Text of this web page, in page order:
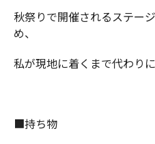
秋祭りで開催されるステー
め、
私が現地に着くまで代わり
■持ち物